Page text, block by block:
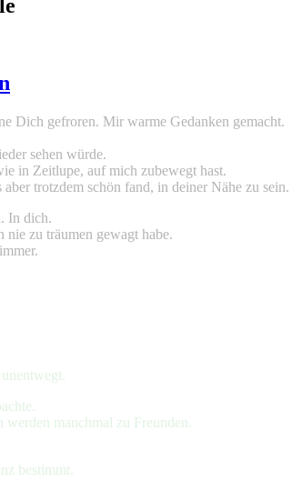
Dich gefroren. Mir warme Gedanken gemacht.
sehen würde.
in Zeitlupe, auf mich zubewegt hast.
trotzdem schön fand, in deiner Nähe zu sein.
In dich.
zu träumen gewagt habe.
manchmal zu Freunden.
bestimmt.